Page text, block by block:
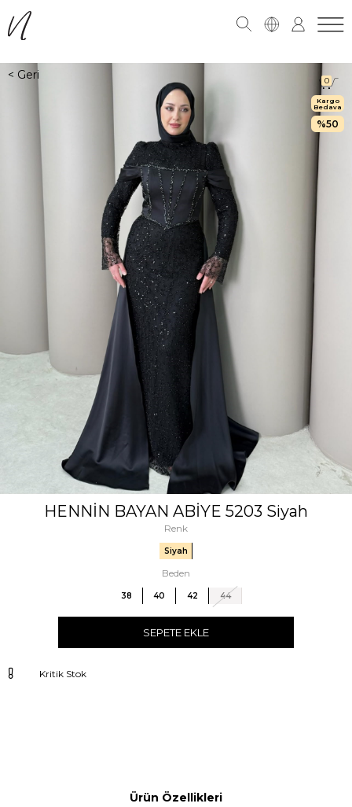
0
Kargo
Bedava
50
HENNİN BAYAN ABİYE 5203 Siyah
Renk
Siyah
Beden
38 40 42 44
SEPETE EKLE
Kritik Stok
Ürün Özellikleri